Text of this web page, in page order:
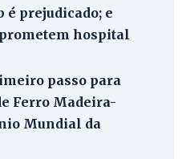
é prejudicado; e
hospital
passo para
Ferro Madeira-
Mundial da